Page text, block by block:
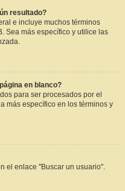
resultado?
e incluye muchos términos
Sea más específico y utilice las
en blanco?
para ser procesados por el
más específico en los términos y
el enlace "Buscar un usuario".